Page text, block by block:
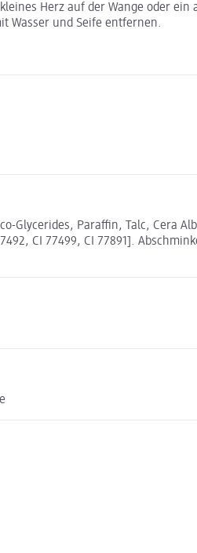
Herz auf der Wange oder
Wasser und Seife entfernen.
Glycerides, Paraffin, Talc, Cera
CI 77499, CI 77891].